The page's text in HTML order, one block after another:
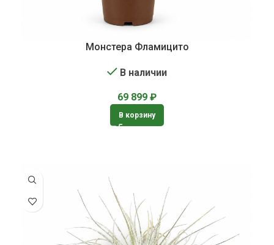
Монстера Фламицито
В наличии
69 899 ₽
В корзину